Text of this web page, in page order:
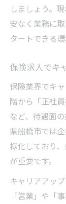
しましょう。
安なく業務に
タートできる
保険求人でキ
保険業界でキ
階から「正社
など、待遇面
県船橋市では
様化しており
が重要です。
キャリアアッ
「営業」や「